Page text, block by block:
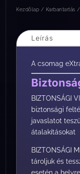
Kezdőlap / Karbantartás /
Leírás
A csomag
BIZTONSÁGI
biztonsági
javaslatot
átalakításokat
BIZTONSÁGI
tároljuk és
esetén a